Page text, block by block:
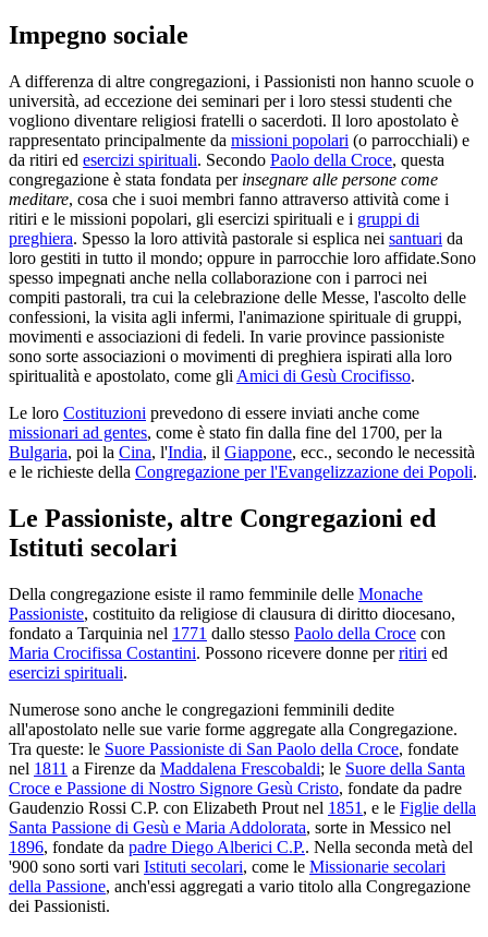
Impegno sociale
A differenza di altre congregazioni, i Passionisti non hanno scuole o
università, ad eccezione dei seminari per i loro stessi studenti che
vogliono diventare religiosi fratelli o sacerdoti. Il loro apostolato è
rappresentato principalmente da missioni popolari (o parrocchiali) e
da ritiri ed esercizi spirituali. Secondo Paolo della Croce, questa
congregazione è stata fondata per insegnare alle persone come
meditare, cosa che i suoi membri fanno attraverso attività come i
ritiri e le missioni popolari, gli esercizi spirituali e i gruppi di
preghiera. Spesso la loro attività pastorale si esplica nei santuari da
loro gestiti in tutto il mondo; oppure in parrocchie loro affidate.Sono
spesso impegnati anche nella collaborazione con i parroci nei
compiti pastorali, tra cui la celebrazione delle Messe, l'ascolto delle
confessioni, la visita agli infermi, l'animazione spirituale di gruppi,
movimenti e associazioni di fedeli. In varie province passioniste
sono sorte associazioni o movimenti di preghiera ispirati alla loro
spiritualità e apostolato, come gli Amici di Gesù Crocifisso.
Le loro Costituzioni prevedono di essere inviati anche come
missionari ad gentes, come è stato fin dalla fine del 1700, per la
Bulgaria, poi la Cina, l'India, il Giappone, ecc., secondo le necessità
e le richieste della Congregazione per l'Evangelizzazione dei Popoli.
Le Passioniste, altre Congregazioni ed
Istituti secolari
Della congregazione esiste il ramo femminile delle Monache
Passioniste, costituito da religiose di clausura di diritto diocesano,
fondato a Tarquinia nel 1771 dallo stesso Paolo della Croce con
Maria Crocifissa Costantini. Possono ricevere donne perritiri ed
esercizi spirituali.
Numerose sono anche le congregazioni femminili dedite
all'apostolato nelle sue varie forme aggregate alla Congregazione.
Tra queste: le Suore Passioniste di San Paolo della Croce, fondate
nel 1811 a Firenze da Maddalena Frescobaldi; le Suore della Santa
Croce e Passione di Nostro Signore Gesù Cristo, fondate da padre
Gaudenzio Rossi C.P. con Elizabeth Prout nel 1851 , e le Figlie della
Santa Passione di Gesù e Maria Addolorata, sorte in Messico nel
1896, fondate da padre Diego Alberici C.P.. Nella seconda metà del
'900 sono sorti vari Istituti secolari, come le Missionarie secolari
della Passione, anch'essi aggregati a vario titolo alla Congregazione
dei Passionisti.